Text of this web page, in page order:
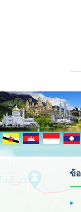
วัด
ท้องถิ่น
ข้